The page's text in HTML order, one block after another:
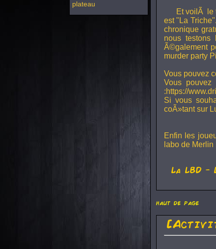
plateau
Et voilÃ le
est "La
chronique
nous testons
Ã©galement
murder party
Vous pouvez
Vous
:https://
Si vous
coÃ»tant sur
Enfin les
labo de Merlin
La LBD -
haut de page